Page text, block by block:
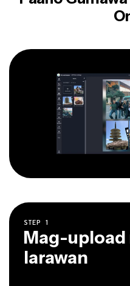
STEP 1
Mag-upload
larawan